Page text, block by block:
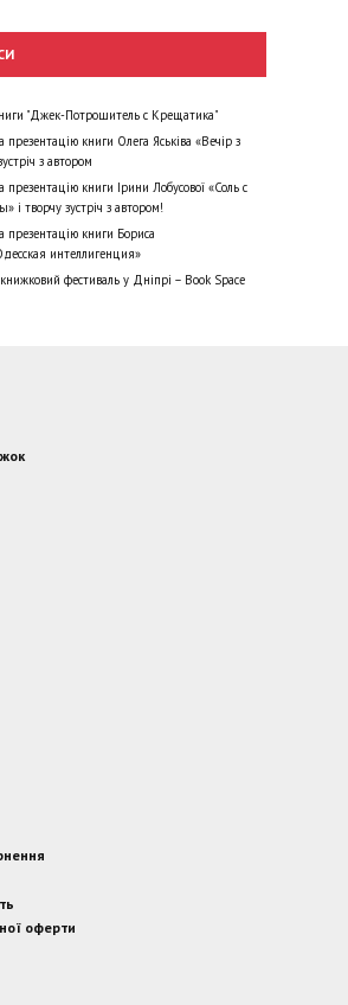
"Джек-Потрошитель с Крещатика"
книги Олега Яськіва «Вечір з
з автором
книги Ірини Лобусової «Соль с
і творчу зустріч з автором!
книги Бориса
интеллигенция»
фестиваль у Дніпрі – Book Space
оферти